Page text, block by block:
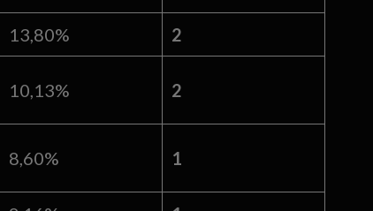
13,80% 2
10,13% 2
8,60% 1